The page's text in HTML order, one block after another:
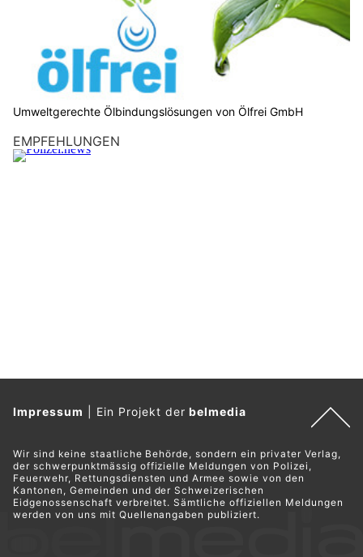
Umweltgerechte Ölbindungslösungen von Ölfrei GmbH
EMPFEHLUNGEN
Impressum Ein Projekt derbelmedia
Wir sind keine staatliche Behörde, sondern ein privater Verlag,
der schwerpunktmässig offizielle Meldungen von Polizei,
Feuerwehr, Rettungsdiensten und Armee sowie von den
Kantonen, Gemeinden und der Schweizerischen
Eidgenossenschaft verbreitet. Sämtliche offiziellen Meldungen
werden von uns mit Quellenangaben publiziert.